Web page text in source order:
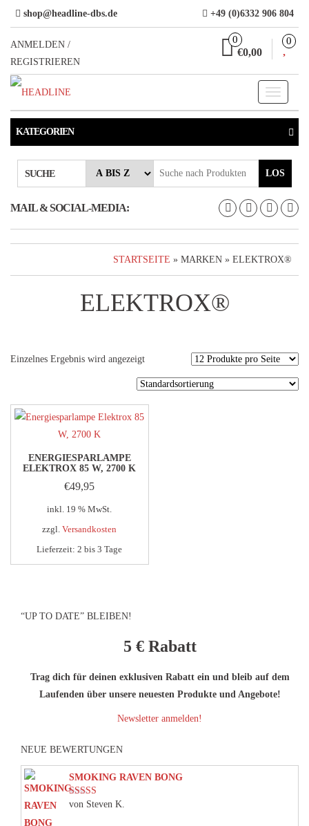
Direkt
zum
Inhalt
shop@headline-dbs.de +49 (0)6332 906 804
ANMELDEN /
REGISTRIEREN
0
€0,00
0
Toggle
KATEGORIEN
SUCHE LOS
MAIL & SOCIAL-MEDIA:
STARTSEITE » MARKEN » ELEKTROX®
ELEKTROX®
Einzelnes Ergebnis wird angezeigt
ENERGIESPARLAMPE
ELEKTROX 85 W, 2700 K
€49,95
inkl. 19 % MwSt.
zzgl.Versandkosten
Lieferzeit:2 bis 3 Tage
“UP TO DATE” BLEIBEN!
5 € Rabatt
Trag dich für deinen exklusiven Rabatt ein und bleib auf dem
Laufenden über unsere neuesten Produkte und Angebote!
Newsletter anmelden!
NEUE BEWERTUNGEN
SMOKING RAVEN BONG
Bewertet mit
von Steven K.